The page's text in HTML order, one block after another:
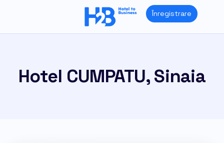
Înregistrare
Hotel CUMPATU, Sinaia